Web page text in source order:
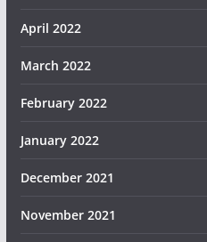
April 2022
March 2022
February 2022
January 2022
December 2021
November 2021